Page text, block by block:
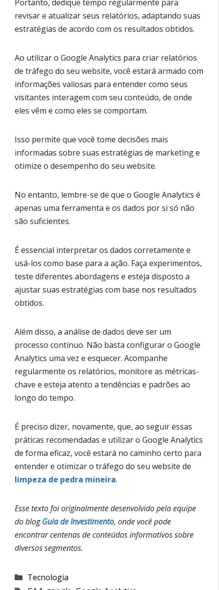
Portanto, dedique tempo regularmente para
revisar e atualizar seus relatórios, adaptando suas
estratégias de acordo com os resultados obtidos.
Ao utilizar o Google Analytics para criar relatórios
de tráfego do seu website, você estará armado com
informações valiosas para entender como seus
visitantes interagem com seu conteúdo, de onde
eles vêm e como eles se comportam.
Isso permite que você tome decisões mais
informadas sobre suas estratégias de marketing e
otimize o desempenho do seu website.
No entanto, lembre-se de que o Google Analytics é
apenas uma ferramenta e os dados por si só não
são suficientes.
É essencial interpretar os dados corretamente e
usá-los como base para a ação. Faça experimentos,
teste diferentes abordagens e esteja disposto a
ajustar suas estratégias com base nos resultados
obtidos.
Além disso, a análise de dados deve ser um
processo contínuo. Não basta configurar o Google
Analytics uma vez e esquecer. Acompanhe
regularmente os relatórios, monitore as métricas-
chave e esteja atento a tendências e padrões ao
longo do tempo.
É preciso dizer, novamente, que, ao seguir essas
práticas recomendadas e utilizar o Google Analytics
de forma eficaz, você estará no caminho certo para
entender e otimizar o tráfego do seu website de
limpeza de pedra mineira.
Esse texto foi originalmente desenvolvido pela equipe
do blog Guia de Investimento, onde você pode
encontrar centenas de conteúdos informativos sobre
diversos segmentos.
Categorias
Tecnologia